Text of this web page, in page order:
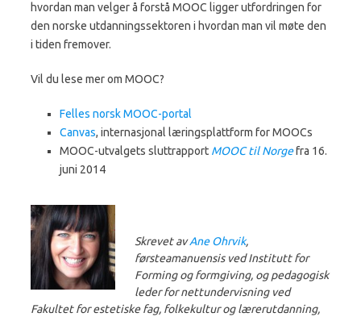
hvordan man velger å forstå MOOC ligger utfordringen for
den norske utdanningssektoren i hvordan man vil møte den
i tiden fremover.
Vil du lese mer om MOOC?
Felles norsk MOOC-portal
Canvas, internasjonal læringsplattform for MOOCs
MOOC-utvalgets sluttrapport MOOC til Norgefra 16.
juni 2014
Skrevet avAne Ohrvik,
førsteamanuensis ved Institutt for
Forming og formgiving, og pedagogisk
leder for nettundervisning ved
Fakultet for estetiske fag, folkekultur og lærerutdanning,